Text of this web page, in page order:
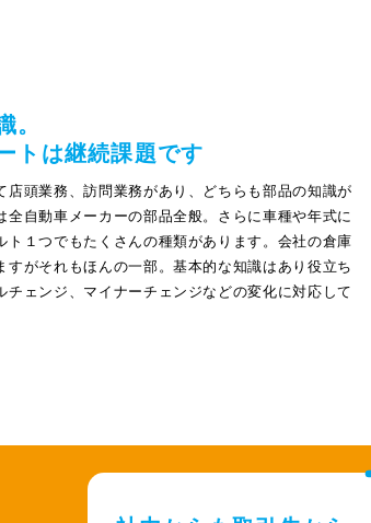
。
トは継続課題です
店頭業務、訪問業務があり、どちらも部品の知識が
全自動車メーカーの部品全般。さらに車種や年式に
ト１つでもたくさんの種類があります。会社の倉庫
すがそれもほんの一部。基本的な知識はあり役立ち
チェンジ、マイナーチェンジなどの変化に対応して